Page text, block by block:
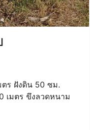
ตร ฝังดิน 50 ซม.
เมตร ขึงลวดหนาม